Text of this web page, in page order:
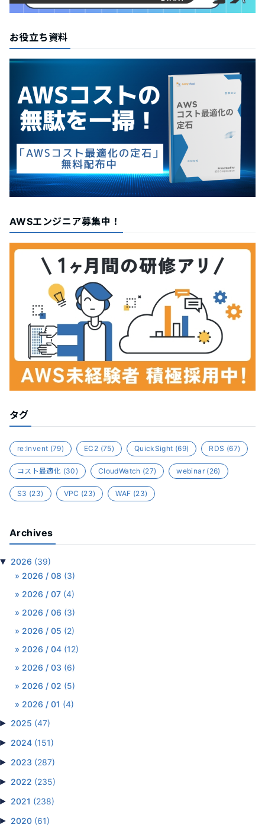
お役立ち資料
AWSエンジニア募集中！
タグ
re:Invent (79) EC2 (75) QuickSight (69) RDS (67)
コスト最適化 (30) CloudWatch (27) webinar(26)
S3 (23) VPC (23) WAF (23)
Archives
2026 (39)
2026 / 08 (3)
2026 / 07 (4)
2026 / 06 (3)
2026 / 05 (2)
2026 / 04 (12)
2026 / 03 (6)
2026 / 02 (5)
2026 / 01 (4)
2025 (47)
2024 (151)
2023 (287)
2022 (235)
2021 (238)
2020 (61)